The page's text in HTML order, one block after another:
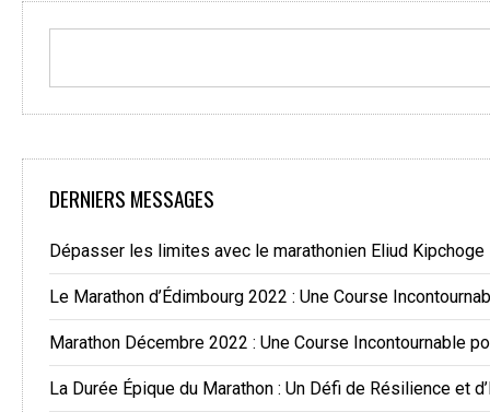
DERNIERS MESSAGES
Dépasser les limites avec le marathonien Eliud Kipchoge
Le Marathon d’Édimbourg 2022 : Une Course
Marathon Décembre 2022 : Une Course Incontournable
La Durée Épique du Marathon : Un Défi de Résilience et